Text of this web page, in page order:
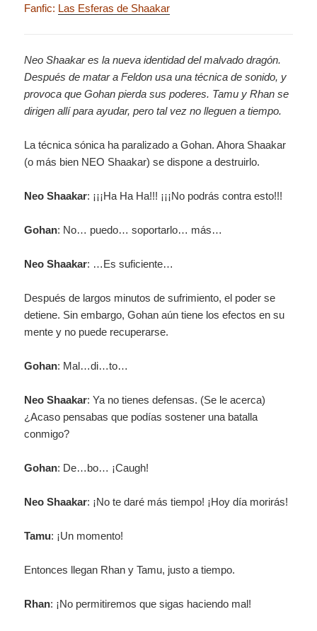
Fanfic: Las Esferas de Shaakar
Neo Shaakar es la nueva identidad del malvado dragón.
Después de matar a Feldon usa una técnica de sonido, y
provoca que Gohan pierda sus poderes. Tamu y Rhan se
dirigen allí para ayudar, pero tal vez no lleguen a tiempo.
La técnica sónica ha paralizado a Gohan. Ahora Shaakar
(o más bien NEO Shaakar) se dispone a destruirlo.
Neo Shaakar: ¡¡¡Ha Ha Ha!!! ¡¡¡No podrás contra esto!!!
Gohan: No… puedo… soportarlo… más…
Neo Shaakar: …Es suficiente…
Después de largos minutos de sufrimiento, el poder se
detiene. Sin embargo, Gohan aún tiene los efectos en su
mente y no puede recuperarse.
Gohan: Mal…di…to…
Neo Shaakar: Ya no tienes defensas. (Se le acerca)
¿Acaso pensabas que podías sostener una batalla
conmigo?
Gohan: De…bo… ¡Caugh!
Neo Shaakar: ¡No te daré más tiempo! ¡Hoy día morirás!
Tamu: ¡Un momento!
Entonces llegan Rhan y Tamu, justo a tiempo.
Rhan: ¡No permitiremos que sigas haciendo mal!